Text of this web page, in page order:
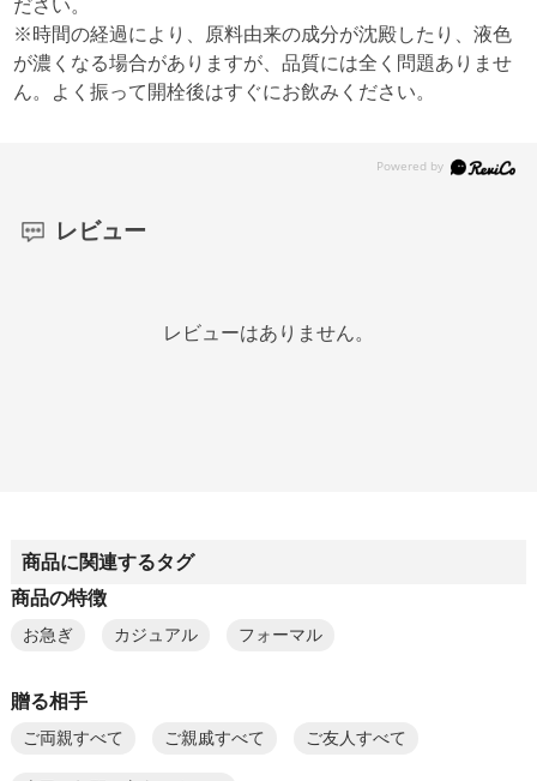
ださい。
※時間の経過により、原料由来の成分が沈殿したり、液色
が濃くなる場合がありますが、品質には全く問題ありませ
ん。よく振って開栓後はすぐにお飲みください。
レビュー
レビューはありません。
商品に関連するタグ
商品の特徴
お急ぎ カジュアル フォーマル
贈る相手
ご両親すべて ご親戚すべて ご友人すべて